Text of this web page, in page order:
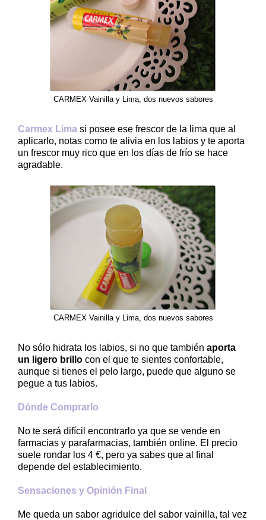
CARMEX Vainilla y Lima, dos nuevos sabores
Carmex Lima si posee ese frescor de la lima que al
aplicarlo, notas como te alivia en los labios y te aporta
un frescor muy rico que en los días de frío se hace
agradable.
CARMEX Vainilla y Lima, dos nuevos sabores
No sólo hidrata los labios, si no que también aporta
un ligero brillo con el que te sientes confortable,
aunque si tienes el pelo largo, puede que alguno se
pegue a tus labios.
Dónde Comprarlo
No te será difícil encontrarlo ya que se vende en
farmacias y parafarmacias, también online. El precio
suele rondar los 4 €, pero ya sabes que al final
depende del establecimiento.
Sensaciones y Opinión Final
Me queda un sabor agridulce del sabor vainilla, tal vez